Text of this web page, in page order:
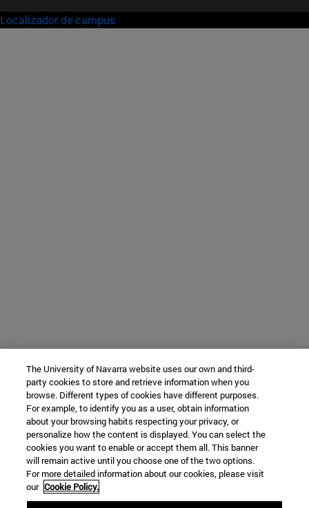
Localizador de campus
The University of Navarra website uses our own and third-
party cookies to store and retrieve information when you
browse. Different types of cookies have different purposes.
For example, to identify you as a user, obtain information
about your browsing habits respecting your privacy, or
personalize how the content is displayed. You can select the
cookies you want to enable or accept them all. This banner
will remain active until you choose one of the two options.
For more detailed information about our cookies, please visit
our Cookie Policy.